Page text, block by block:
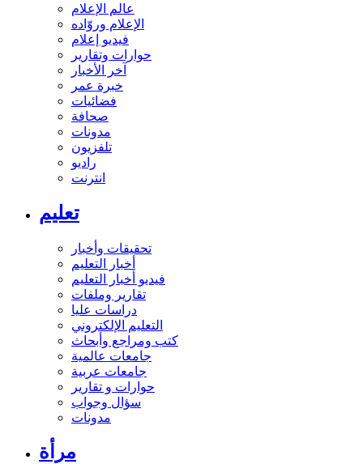
عالم الإعلام
الإعلام وروّاده
فيديو إعلام
حوارات وتقارير
آخر الأخبار
خبرة عمر
فضائيات
صحافة
مدونات
تلفزيون
راديو
انترنت
تعليم
تحقيقات وأخبار
أخبار التعليم
فيديو أخبار التعليم
تقارير وملفات
دراسات عليا
التعليم الإلكتروني
كتب ومراجع وأبحاث
جامعات عالمية
جامعات عربية
حوارات و تقارير
سؤال وجواب
مدونات
مرأة